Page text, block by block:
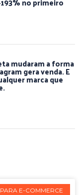
mudaram a forma
gera venda. E
marca que
E-COMMERCE